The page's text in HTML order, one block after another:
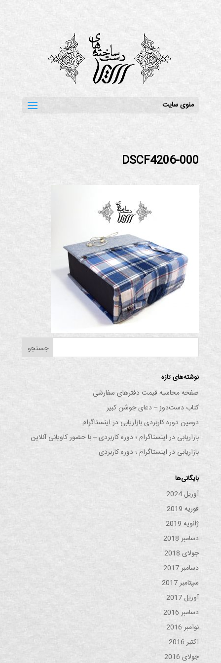
منوی سایت
DSCF4206-000
نوشته‌های تازه
صفحه محاسبه قیمت دفترهای سفارشی
کتاب دست‌دوز – دعای جوشن کبیر
دومین دوره کاربردی بازاریابی در اینستاگرام
بازاریابی در اینستاگرام ؛ دوره کاربردی – با حضور کاویانی آنلاین
بازاریابی در اینستاگرام ؛ دوره کاربردی
بایگانی‌ها
آوریل 2024
فوریه 2019
ژانویه 2019
دسامبر 2018
جولای 2018
دسامبر 2017
سپتامبر 2017
آوریل 2017
دسامبر 2016
نوامبر 2016
اکتبر 2016
جولای 2016